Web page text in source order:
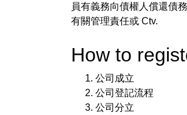
員有義務向債權人償還債
有關管理責任或 Ctv.
How to
公司成立
公司登記流程
公司分立